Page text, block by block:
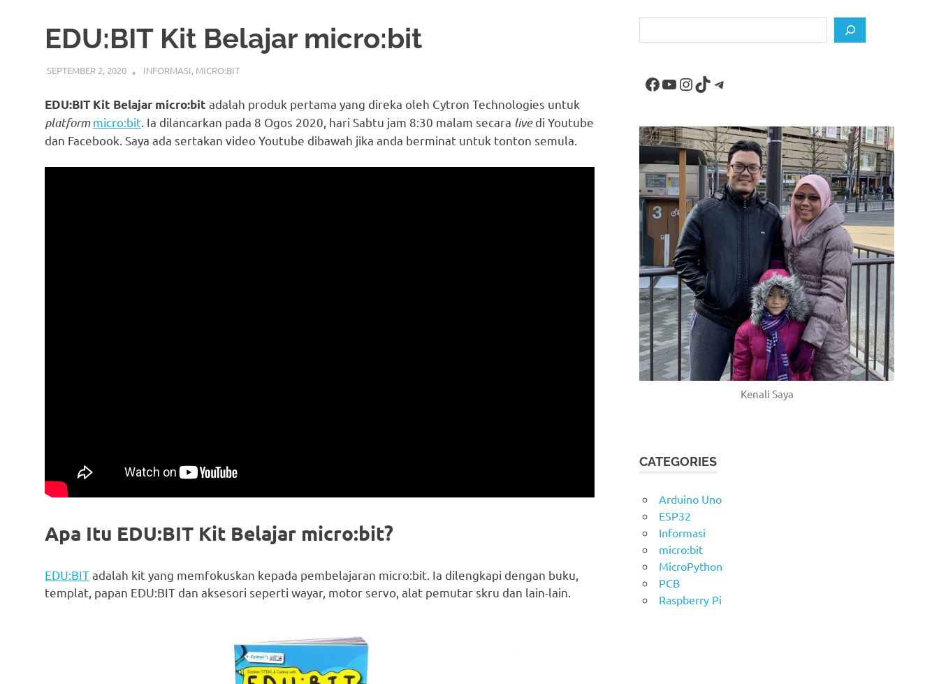
EDU:BIT Kit Belajar micro:bit
SEPTEMBER 2, 2020 IDRIS
INFORMASI, MICRO:BIT
EDU:BIT Kit Belajar micro:bit adalah produk pertama yang direka oleh Cytron Technologies untuk
platform micro:bit . Ia dilancarkan pada 8 Ogos 2020, hari Sabtu jam 8:30 malam secara livedi Youtube
dan Facebook. Saya ada sertakan video Youtube dibawah jika anda berminat untuk tonton semula.
Apa Itu EDU:BIT Kit Belajar micro:bit?
EDU:BITadalah kit yang memfokuskan kepada pembelajaran micro:bit. Ia dilengkapi dengan buku,
templat, papan EDU:BIT dan aksesori seperti wayar, motor servo, alat pemutar skru dan lain-lain.
Facebook
YouTube
Instagram
TikTokTelegram
Kenali Saya
CATEGORIES
Arduino Uno
ESP32
Informasi
micro:bit
MicroPython
PCB
Raspberry Pi